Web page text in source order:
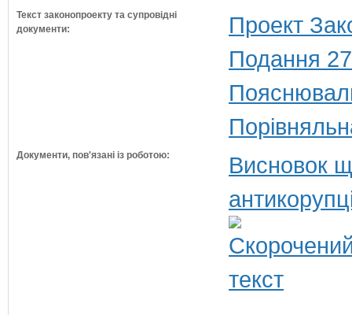
Текст законопроекту та супровідні
документи:
Проект
Подання
Документи, пов'язані із роботою:
Висновок